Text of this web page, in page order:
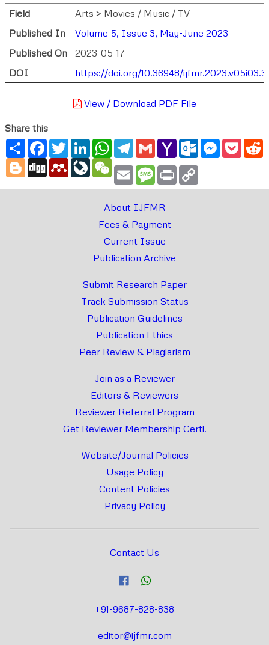
Field
Arts > Movies / Music / TV
Published In
Volume 5, Issue 3, May-June 2023
Published On
2023-05-17
DOI
https://doi.org/10.36948/
View / Download PDF File
Share this
ShareFacebook
TwitterLinkedInWhatsApp
Telegram
GmailYahoo
Mail
Outlook.com
Messenger
Blogger
Digg MendeleyLiveJournal
WeChat
Email Message
Print
About IJFMR
Fees & Payment
Current Issue
Publication Archive
Submit Research Paper
Track Submission Status
Publication Guidelines
Publication Ethics
Peer Review & Plagiarism
Join as a Reviewer
Editors & Reviewers
Reviewer Referral Program
Get Reviewer Membership Certi.
Website/Journal Policies
Usage Policy
Content Policies
Privacy Policy
Contact Us
+91-9687-828-838
editor@ijfmr.com